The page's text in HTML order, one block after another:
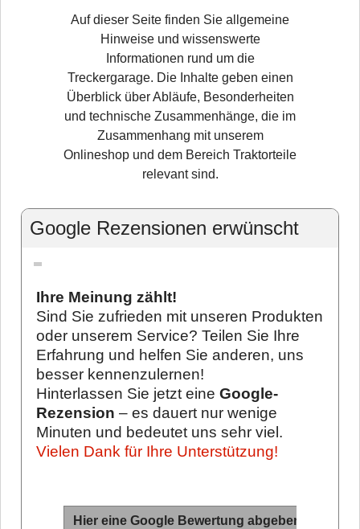
Auf dieser Seite finden Sie allgemeine
Hinweise und wissenswerte
Informationen rund um die
Treckergarage. Die Inhalte geben einen
Überblick über Abläufe, Besonderheiten
und technische Zusammenhänge, die im
Zusammenhang mit unserem
Onlineshop und dem Bereich Traktorteile
relevant sind.
Google Rezensionen erwünscht
Ihre Meinung zählt!
Sind Sie zufrieden mit unseren Produkten
oder unserem Service? Teilen Sie Ihre
Erfahrung und helfen Sie anderen, uns
besser kennenzulernen!
Hinterlassen Sie jetzt eine Google-
Rezension – es dauert nur wenige
Minuten und bedeutet uns sehr viel.
Vielen Dank für Ihre Unterstützung!
Hier eine Google Bewertung abgeben